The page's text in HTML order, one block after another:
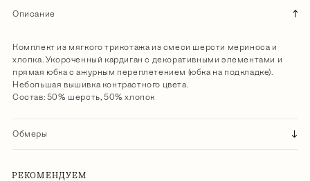
Описание
Комплект из мягкого трикотажа из смеси шерсти мериноса и
хлопка. Укороченный кардиган с декоративными элементами и
прямая юбка с ажурным переплетением (юбка на подкладке).
Небольшая вышивка контрастного цвета.
Состав: 50% шерсть, 50% хлопок
Обмеры
РЕКОМЕНДУЕМ